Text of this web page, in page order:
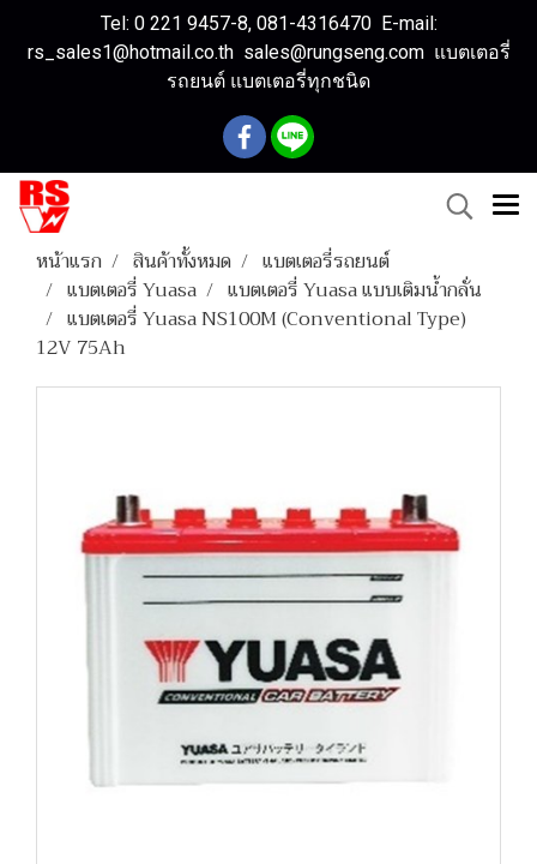
Tel: 0 221 9457-8, 081-4316470 E-mail:
rs_sales1@hotmail.co.th sales@rungseng.com แบตเตอรี่
รถยนต์ แบตเตอรี่ทุกชนิด
หน้าแรก สินค้าทั้งหมด
แบตเตอรี่รถยนต์
แบตเตอรี่ Yuasa
แบตเตอรี่ Yuasa แบบเติมน้ำกลั่น
แบตเตอรี่ Yuasa NS100M (Conventional Type)
12V 75Ah